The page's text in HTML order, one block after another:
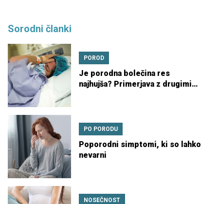
Sorodni članki
POROD
Je porodna bolečina res
najhujša? Primerjava z drugimi
PO PORODU
Poporodni simptomi, ki so lahko
nevarni
NOSEČNOST